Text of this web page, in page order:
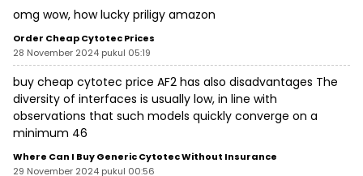
omg wow, how lucky priligy amazon
Order Cheap Cytotec Prices
28 November 2024 pukul 05:19
buy cheap cytotec price AF2 has also disadvantages The
diversity of interfaces is usually low, in line with
observations that such models quickly converge on a
minimum 46
Where Can I Buy Generic Cytotec Without Insurance
29 November 2024 pukul 00:56